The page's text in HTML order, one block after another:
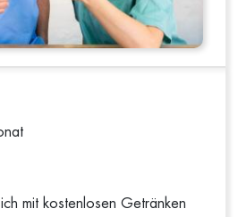
mit kostenlosen Getränken